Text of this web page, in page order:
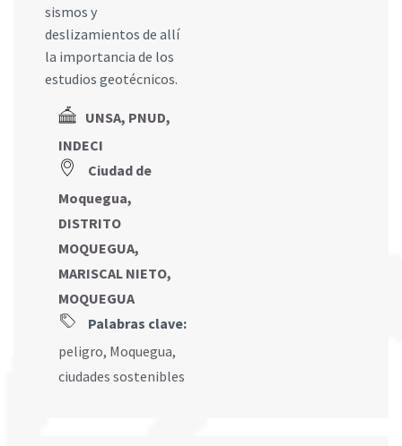
sismos y
deslizamientos de allí
la importancia de los
estudios geotécnicos.
UNSA, PNUD,
INDECI
Ciudad de
Moquegua,
DISTRITO
MOQUEGUA,
MARISCAL NIETO,
MOQUEGUA
Palabras clave:
peligro, Moquegua,
ciudades sostenibles